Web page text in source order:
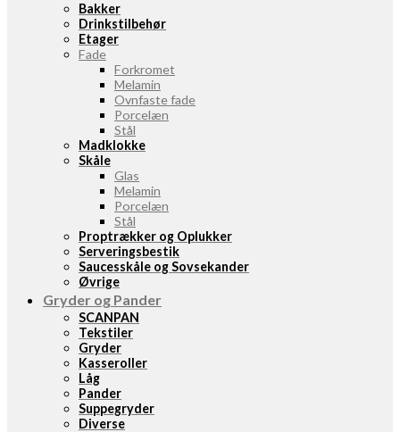
Bakker
Drinkstilbehør
Etager
Fade
Forkromet
Melamin
Ovnfaste fade
Porcelæn
Stål
Madklokke
Skåle
Glas
Melamin
Porcelæn
Stål
Proptrækker og Oplukker
Serveringsbestik
Saucesskåle og Sovsekander
Øvrige
Gryder og Pander
SCANPAN
Tekstiler
Gryder
Kasseroller
Låg
Pander
Suppegryder
Diverse